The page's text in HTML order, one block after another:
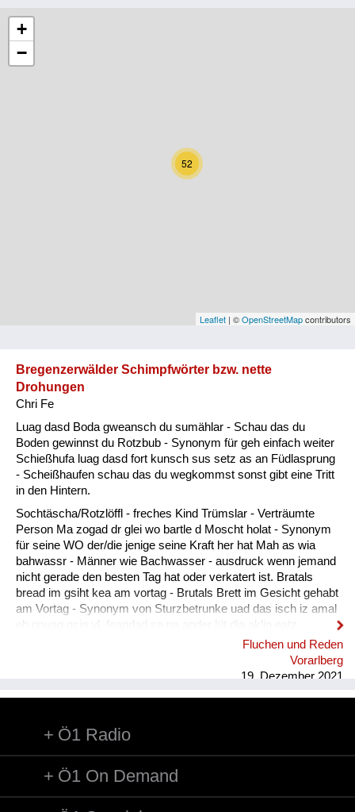
Niederösterreich
Oberösterreich
Vorarlberg
Natur und Landwirtschaft
Fluchen und Reden
Schmankerln und
Kulinarisches
52
+
−
Leaflet | ©OpenStreetMapcontributors
Bregenzerwälder Schimpfwörter bzw. nette
Drohungen
Chri Fe
Luag dasd Boda gweansch du sumählar - Schau das du
Boden gewinnst du Rotzbub - Synonym für geh einfach weiter
Schießhufa luag dasd fort kunsch sus setz as an Füdlasprung
- Scheißhaufen schau das du wegkommst sonst gibt eine Tritt
in den Hintern.
Sochtäscha/Rotzlöffl - freches Kind Trümslar - Verträumte
Person Ma zogad dr glei wo bartle d Moscht holat - Synonym
für seine WO der/die jenige seine Kraft her hat Mah as wia
bahwassr - Männer wie Bachwasser - ausdruck wenn jemand
nicht gerade den besten Tag hat oder verkatert ist. Bratals
bread im gsiht kea am vortag - Brutals Brett im Gesicht gehabt
am Vortag - Synonym von Sturzbetrunke uad das isch iz amal
intreigad. - Gut das war jetzt vorerst genug vielleicht finden
Fluchen und Reden
Vorarlberg
19. Dezember 2021
Ö1 Radio
Ö1 On Demand